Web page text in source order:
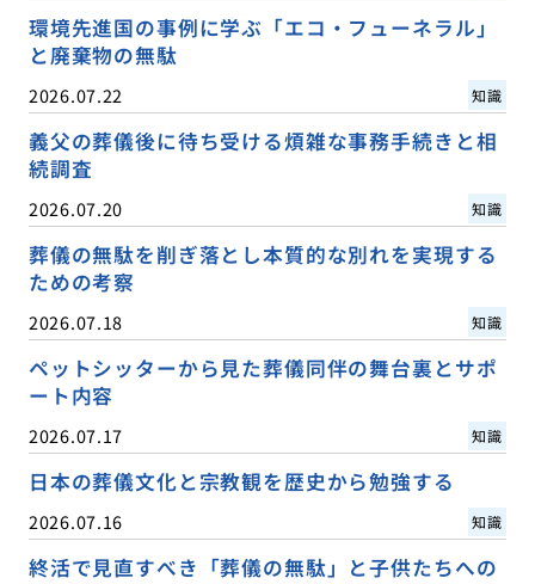
環境先進国の事例に学ぶ「エコ・フューネラル」
と廃棄物の無駄
2026.07.22 知識
義父の葬儀後に待ち受ける煩雑な事務手続きと相
続調査
2026.07.20 知識
葬儀の無駄を削ぎ落とし本質的な別れを実現する
ための考察
2026.07.18 知識
ペットシッターから見た葬儀同伴の舞台裏とサポ
ート内容
2026.07.17 知識
日本の葬儀文化と宗教観を歴史から勉強する
2026.07.16 知識
終活で見直すべき「葬儀の無駄」と子供たちへの